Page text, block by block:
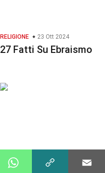
RELIGIONE 23 Ott 2024
27 Fatti Su Ebraismo